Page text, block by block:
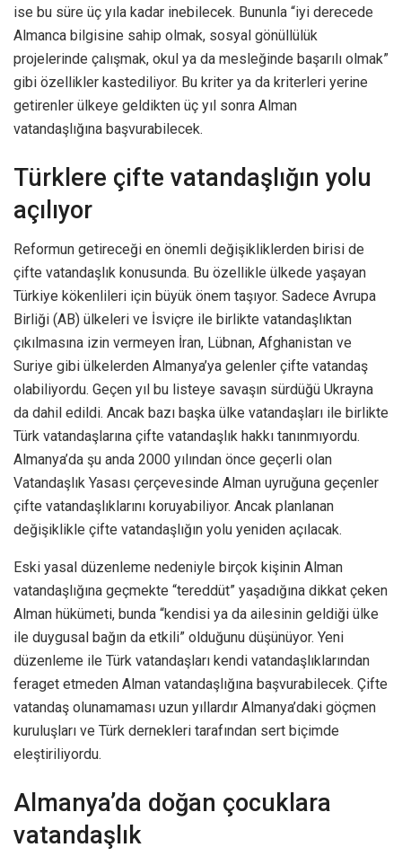
ise bu süre üç yıla kadar inebilecek. Bununla “iyi derecede
Almanca bilgisine sahip olmak, sosyal gönüllülük
projelerinde çalışmak, okul ya da mesleğinde başarılı olmak”
gibi özellikler kastediliyor. Bu kriter ya da kriterleri yerine
getirenler ülkeye geldikten üç yıl sonra Alman
vatandaşlığına başvurabilecek.
Türklere çifte vatandaşlığın yolu
açılıyor
Reformun getireceği en önemli değişikliklerden birisi de
çifte vatandaşlık konusunda. Bu özellikle ülkede yaşayan
Türkiye kökenlileri için büyük önem taşıyor. Sadece Avrupa
Birliği (AB) ülkeleri ve İsviçre ile birlikte vatandaşlıktan
çıkılmasına izin vermeyen İran, Lübnan, Afghanistan ve
Suriye gibi ülkelerden Almanya’ya gelenler çifte vatandaş
olabiliyordu. Geçen yıl bu listeye savaşın sürdüğü Ukrayna
da dahil edildi. Ancak bazı başka ülke vatandaşları ile birlikte
Türk vatandaşlarına çifte vatandaşlık hakkı tanınmıyordu.
Almanya’da şu anda 2000 yılından önce geçerli olan
Vatandaşlık Yasası çerçevesinde Alman uyruğuna geçenler
çifte vatandaşlıklarını koruyabiliyor. Ancak planlanan
değişiklikle çifte vatandaşlığın yolu yeniden açılacak.
Eski yasal düzenleme nedeniyle birçok kişinin Alman
vatandaşlığına geçmekte “tereddüt” yaşadığına dikkat çeken
Alman hükümeti, bunda “kendisi ya da ailesinin geldiği ülke
ile duygusal bağın da etkili” olduğunu düşünüyor. Yeni
düzenleme ile Türk vatandaşları kendi vatandaşlıklarından
feraget etmeden Alman vatandaşlığına başvurabilecek. Çifte
vatandaş olunamaması uzun yıllardır Almanya’daki göçmen
kuruluşları ve Türk dernekleri tarafından sert biçimde
eleştiriliyordu.
Almanya’da doğan çocuklara
vatandaşlık